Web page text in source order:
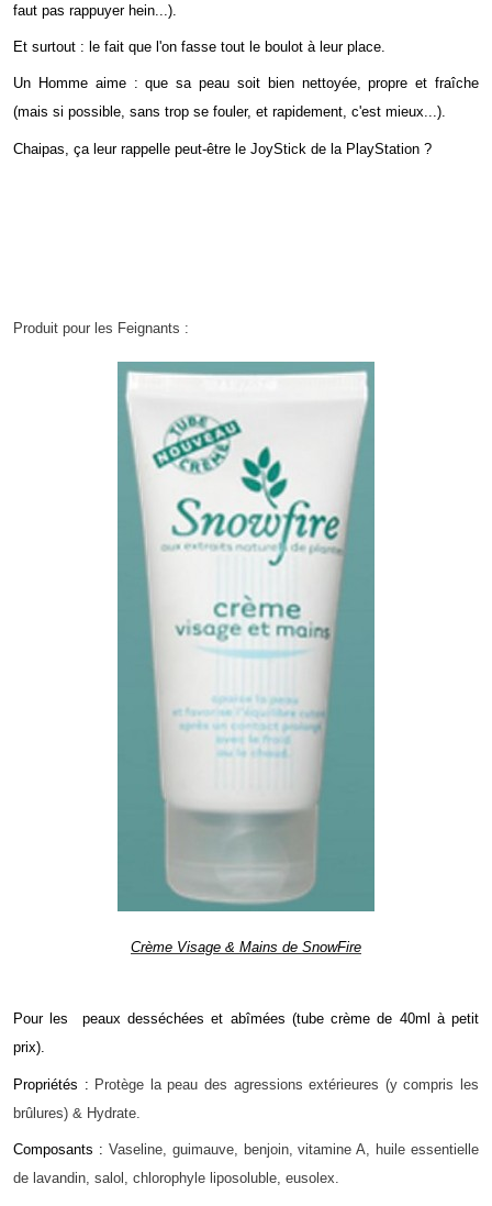
faut pas rappuyer hein...).
Et surtout : le fait que l'on fasse tout le boulot à leur place.
Un Homme aime : que sa peau soit bien nettoyée, propre et fraîche
(mais si possible, sans trop se fouler, et rapidement, c'est mieux...).
Chaipas, ça leur rappelle peut-être le JoyStick de la PlayStation ?
Produit pour les Feignants :
Crème Visage & Mains de SnowFire
Pour les peaux desséchées et abîmées (tube crème de 40ml à petit
prix).
Propriétés : Protège la peau des agressions extérieures (y compris les
brûlures) & Hydrate.
Composants : Vaseline, guimauve, benjoin, vitamine A, huile essentielle
de lavandin, salol, chlorophyle liposoluble, eusolex.